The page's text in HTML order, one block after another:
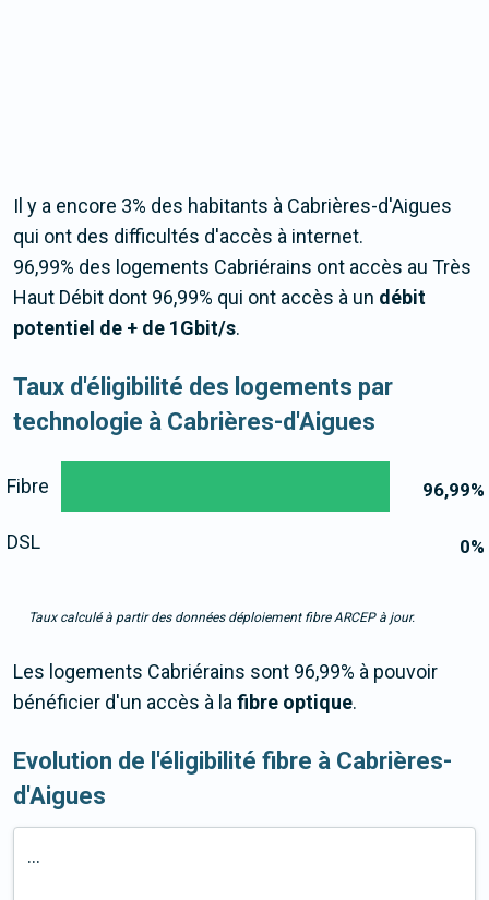
Il y a encore 3% des habitants à Cabrières-d'Aigues
qui ont des difficultés d'accès à internet.
96,99% des logements Cabriérains ont accès au Très
Haut Débit dont 96,99% qui ont accès à un débit
potentiel de + de 1Gbit/s.
Taux d'éligibilité des logements par
technologie à Cabrières-d'Aigues
96,99%
0%
Fibre
DSL
Taux calculé à partir des données déploiement fibre ARCEP à jour.
Les logements Cabriérains sont 96,99% à pouvoir
bénéficier d'un accès à lafibre optique.
Evolution de l'éligibilité fibre à Cabrières-
d'Aigues
...